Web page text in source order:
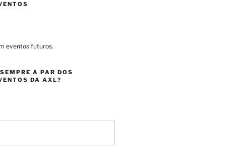
eventos futuros.
A PAR DOS
DA AXL?